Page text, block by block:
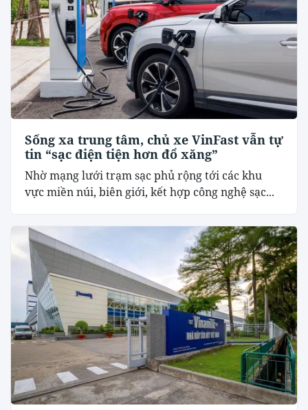
Sống xa trung tâm, chủ xe VinFast vẫn tự
tin “sạc điện tiện hơn đổ xăng”
Nhờ mạng lưới trạm sạc phủ rộng tới các khu
vực miền núi, biên giới, kết hợp công nghệ sạc...